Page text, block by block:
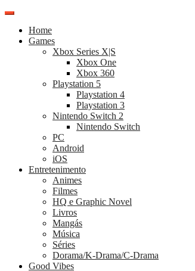
Pular
conteúdo
Home
Games
Xbox Series X|S
Xbox One
Xbox 360
Playstation 5
Playstation 4
Playstation 3
Nintendo Switch 2
Nintendo Switch
PC
Android
iOS
Entretenimento
Animes
Filmes
HQ e Graphic Novel
Livros
Mangás
Música
Séries
Dorama/K-Drama/C-Drama
Good Vibes